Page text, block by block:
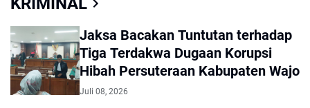
Jaksa Bacakan Tuntutan terhadap
Tiga Terdakwa Dugaan Korupsi
Hibah Persuteraan Kabupaten Wajo
Juli 08, 2026